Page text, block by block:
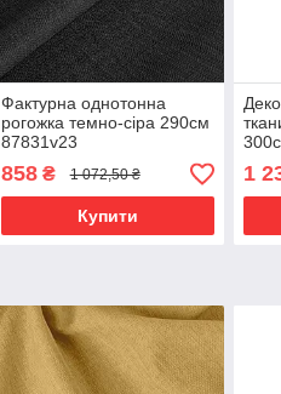
Фактурна однотонна
рогожка темно-сіра 290см
87831v23
858₴ 1 072,50 ₴
Купити
1